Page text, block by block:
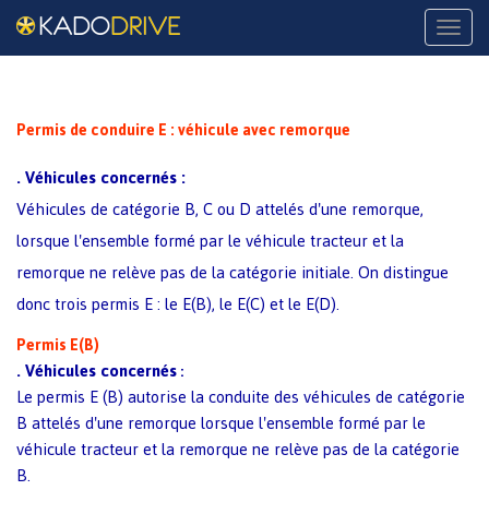
Permis de conduire E : véhicule avec remorque
.Véhicules concernés :
Véhicules de catégorie B, C ou D attelés d'une remorque,
lorsque l'ensemble formé par le véhicule tracteur et la
remorque ne relève pas de la catégorie initiale. On distingue
donc trois permis E : le E(B), le E(C) et le E(D).
Permis E(B)
.Véhicules concernés:
Le permis E (B) autorise la conduite des véhicules de catégorie
B attelés d'une remorque lorsque l'ensemble formé par le
véhicule tracteur et la remorque ne relève pas de la catégorie
B.